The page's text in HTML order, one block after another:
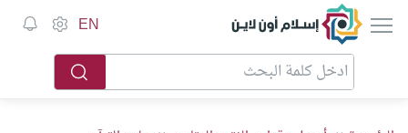
إسلام أون لاين EN